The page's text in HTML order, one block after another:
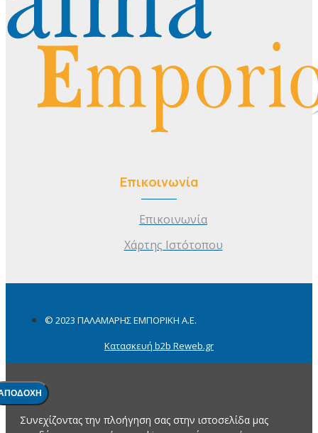
Επικοινωνία
Επικοινωνία
Χάρτης Ιστότοπου
© 2023 ΠΑΛΑΜΑΡΗΣ ΕΜΠΟΡΙΚΗ Α.Ε.
Κατασκευή b2b Reweb.gr
Συνεχίζοντας την πλοήγηση σας στην ιστοσελίδα μας